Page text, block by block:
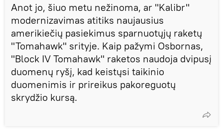
Anot jo, šiuo metu nežinoma, ar "Kalibr"
modernizavimas atitiks naujausius
amerikiečių pasiekimus sparnuotųjų raketų
"Tomahawk" srityje. Kaip pažymi Osbornas,
"Block IV Tomahawk" raketos naudoja dvipusį
duomenų ryšį, kad keistųsi taikinio
duomenimis ir prireikus pakoreguotų
skrydžio kursą.